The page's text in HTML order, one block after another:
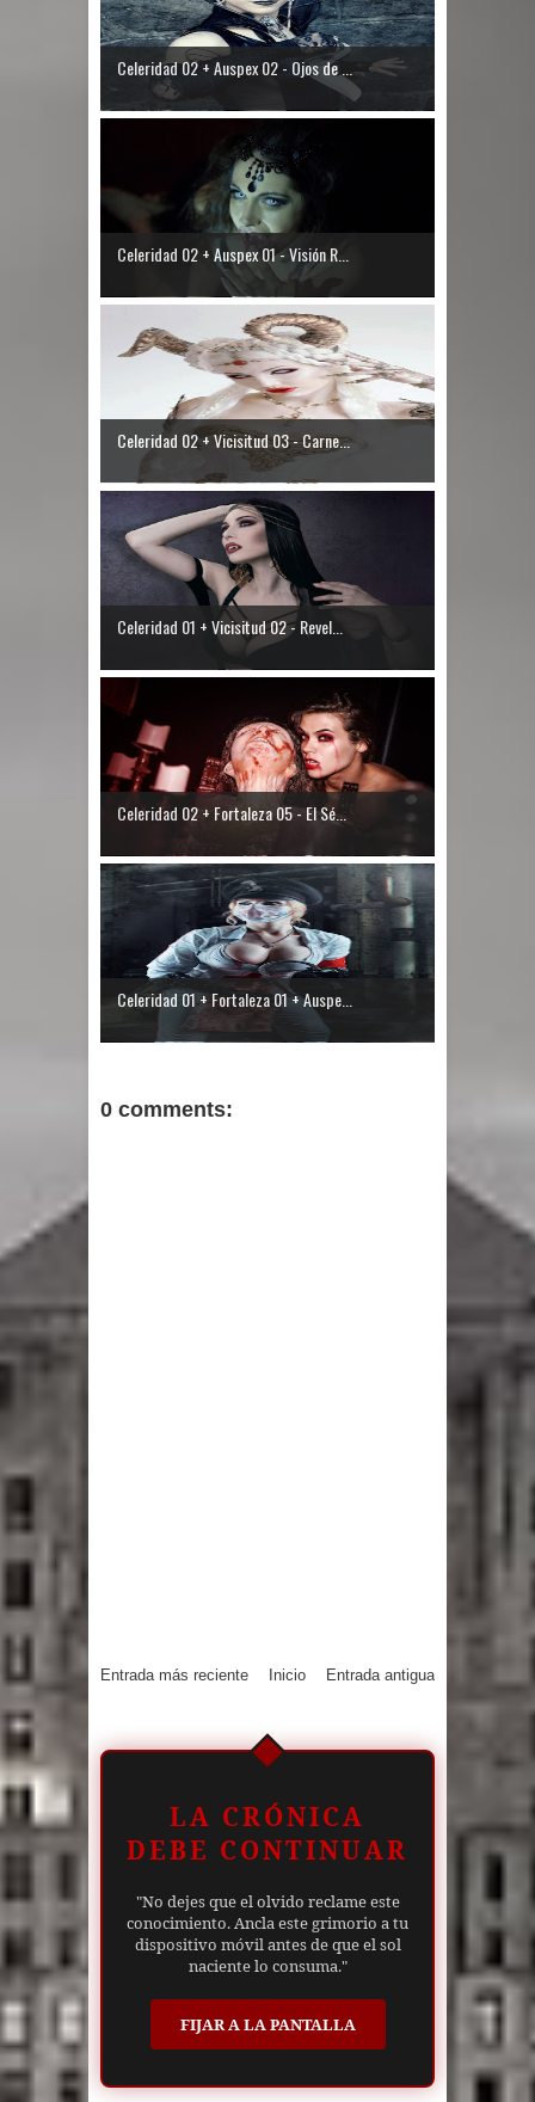
Celeridad 02 + Auspex 02 - Ojos de ...
Celeridad 02 + Auspex 01 - Visión R...
Celeridad 02 + Vicisitud 03 - Carne...
Celeridad 01 + Vicisitud 02 - Revel...
Celeridad 02 + Fortaleza 05 - El Sé...
Celeridad 01 + Fortaleza 01 + Auspe...
0 comments:
Entrada más reciente Entrada antigua
Inicio
LA CRÓNICA
DEBE CONTINUAR
"No dejes que el olvido reclame este
conocimiento. Ancla este grimorio a tu
dispositivo móvil antes de que el sol
naciente lo consuma."
FIJAR A LA PANTALLA